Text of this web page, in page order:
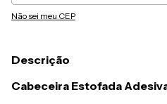
Não sei meu CEP
Descrição
Cabeceira Estofada